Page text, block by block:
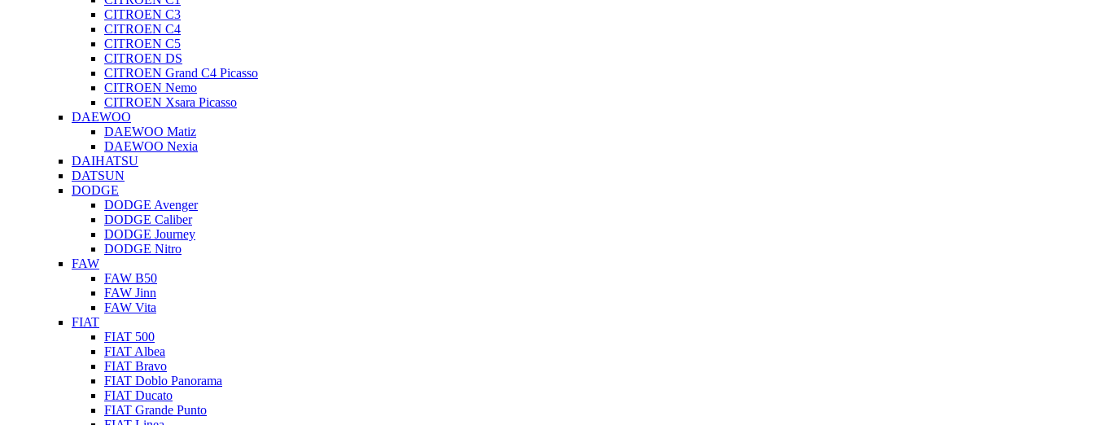
CITROEN C3
CITROEN C4
CITROEN C5
CITROEN DS
CITROEN Grand C4 Picasso
CITROEN Nemo
CITROEN Xsara Picasso
DAEWOO
DAEWOO Matiz
DAEWOO Nexia
DAIHATSU
DATSUN
DODGE
DODGE Avenger
DODGE Caliber
DODGE Journey
DODGE Nitro
FAW
FAW B50
FAW Jinn
FAW Vita
FIAT
FIAT 500
FIAT Albea
FIAT Bravo
FIAT Doblo Panorama
FIAT Ducato
FIAT Grande Punto